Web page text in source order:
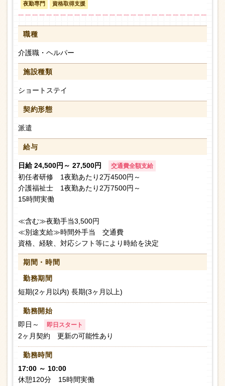
夜勤専門 資格取得支援
職種
介護職・ヘルパー
施設種類
ショートステイ
契約形態
派遣
給与
日給 24,500円～ 27,500円 交通費全額支給
初任者研修 1夜勤あたり2万4500円～
介護福祉士 1夜勤あたり2万7500円～
15時間実働
≪含む≫夜勤手当3,500円
≪別途支給≫時間外手当 交通費
資格、経験、対応シフト等により時給を決定
期間・時間
勤務期間
短期(2ヶ月以内) 長期(3ヶ月以上)
勤務開始
即日～
即日スタート
2ヶ月契約 更新の可能性あり
勤務時間
17:00 ～ 10:00
休憩120分 15時間実働